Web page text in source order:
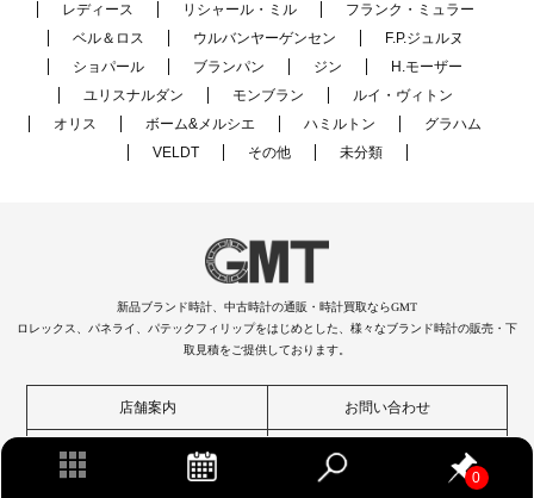
0
レディース
リシャール・ミル
フランク・ミュラー
ベル＆ロス
ウルバンヤーゲンセン
F.P.ジュルヌ
ショパール
ブランパン ジン
H.モーザー
ユリスナルダン
モンブラン
ルイ・ヴィトン
オリス
ボーム&メルシエ ハミルトン
グラハム
VELDT
その他 未分類
新品ブランド時計、中古時計の通販・時計買取ならGMT
ロレックス、パネライ、パテックフィリップをはじめとした、様々なブランド時計の販売・下
取見積をご提供しております。
店舗案内 お問い合わせ
オンライン買取見積 会社概要について